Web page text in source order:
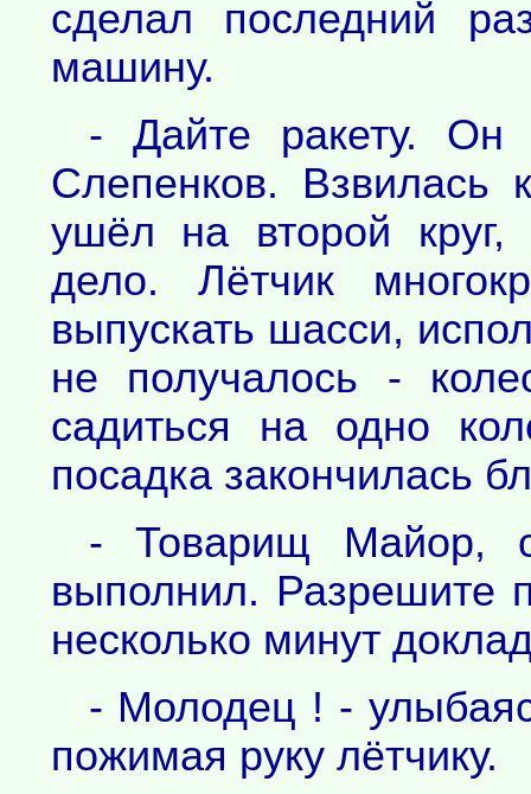
сделал последний
машину.
- Дайте ракету. Он
Слепенков. Взвилась
ушёл на второй круг,
дело. Лётчик
выпускать шасси,
не получалось -
садиться на одно
посадка закончилась
- Товарищ Майор,
выполнил. Разрешите
несколько минут
- Молодец ! -
пожимая руку лётчику.